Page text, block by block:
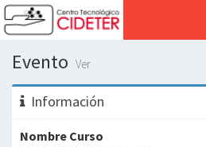
Evento Ver
Información
Nombre Curso